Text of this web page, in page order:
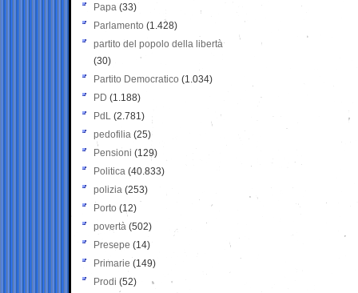
Papa (33)
Parlamento (1.428)
partito del popolo della libertà
(30)
Partito Democratico (1.034)
PD (1.188)
PdL (2.781)
pedofilia (25)
Pensioni (129)
Politica (40.833)
polizia (253)
Porto (12)
povertà (502)
Presepe (14)
Primarie (149)
Prodi (52)